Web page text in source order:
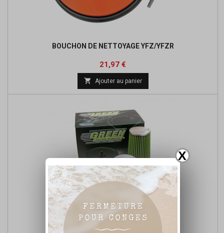
X
BOUCHON DE NETTOYAGE YFZ/YFZR
Prix
21,97 €
 Ajouter au panier